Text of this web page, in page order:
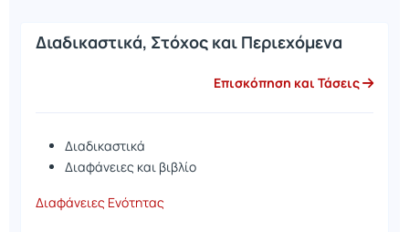
Διαδικαστικά, Στόχος και Περιεχόμενα
Επισκόπηση και Τάσεις
Διαδικαστικά
Διαφάνειες και βιβλίο
Διαφάνειες Ενότητας